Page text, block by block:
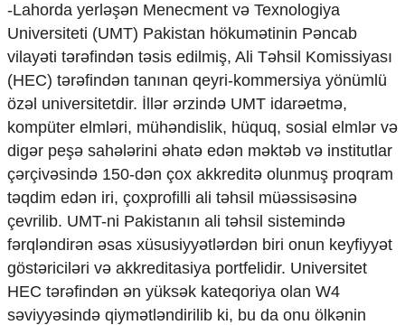
-Lahorda yerləşən Menecment və Texnologiya
Universiteti (UMT) Pakistan hökumətinin Pəncab
vilayəti tərəfindən təsis edilmiş, Ali Təhsil Komissiyası
(HEC) tərəfindən tanınan qeyri-kommersiya yönümlü
özəl universitetdir. İllər ərzində UMT idarəetmə,
kompüter elmləri, mühəndislik, hüquq, sosial elmlər və
digər peşə sahələrini əhatə edən məktəb və institutlar
çərçivəsində 150-dən çox akkreditə olunmuş proqram
təqdim edən iri, çoxprofilli ali təhsil müəssisəsinə
çevrilib. UMT-ni Pakistanın ali təhsil sistemində
fərqləndirən əsas xüsusiyyətlərdən biri onun keyfiyyət
göstəriciləri və akkreditasiya portfelidir. Universitet
HEC tərəfindən ən yüksək kateqoriya olan W4
səviyyəsində qiymətləndirilib ki, bu da onu ölkənin